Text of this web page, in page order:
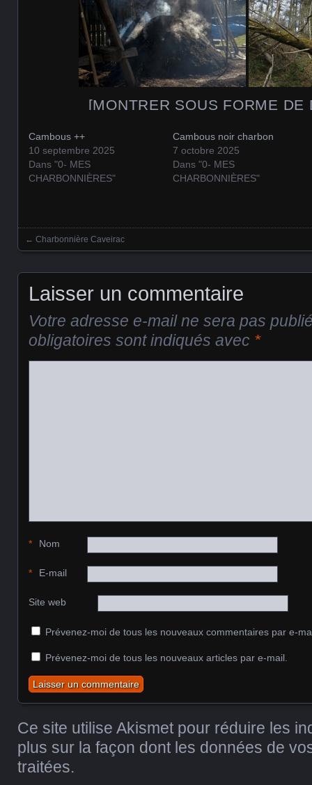
[MONTRER SOUS FORME DE
Cambous ++
10 septembre 2025
Dans "0- MES
CHARBONNIÈRES"
Cambous noir charbon
7 octobre 2025
Dans "0- MES
CHARBONNIÈRES"
Posts navigation
← Charbonnière Caveirac
Laisser un commentaire
Votre adresse e-mail ne sera pas
obligatoires sont indiqués avec *
Nom
*
E-mail
*
Site web
Prévenez-moi de tous les nouveaux commentaires par e-
Prévenez-moi de tous les nouveaux articles par e-mail.
Ce site utilise Akismet pour réduire les
plus sur la façon dont les données de
traitées.